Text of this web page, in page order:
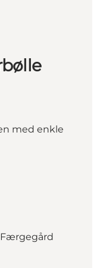
med enkle
Strand"
Strand on_map